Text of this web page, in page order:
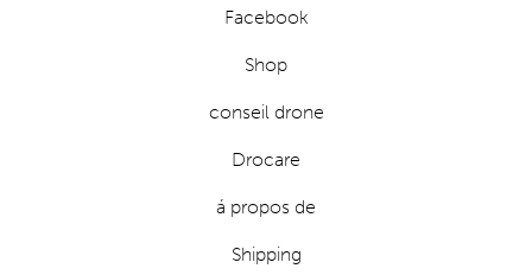
Facebook
Shop
conseil drone
Drocare
á propos de
Shipping